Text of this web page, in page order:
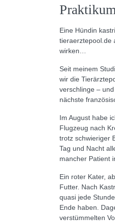
Eine Hündin
tieraerztepool.de
wirken…
Seit meinem
wir die
verschlinge –
nächste
Im August habe
Flugzeug nach
trotz schwieriger
Tag und Nacht
mancher Patient
Ein roter Kater,
Futter. Nach
quasi jede
Ende haben.
verstümmelten